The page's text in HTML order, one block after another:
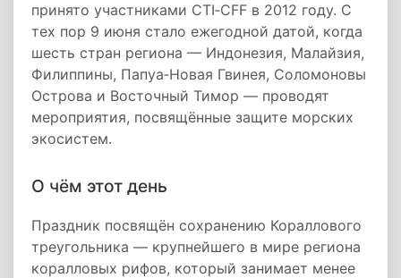
принято участниками CTI‑CFF в 2012 году. С
тех пор 9 июня стало ежегодной датой, когда
шесть стран региона — Индонезия, Малайзия,
Филиппины, Папуа‑Новая Гвинея, Соломоновы
Острова и Восточный Тимор — проводят
мероприятия, посвящённые защите морских
экосистем.
О чём этот день
Праздник посвящён сохранению Кораллового
треугольника — крупнейшего в мире региона
коралловых рифов, который занимает менее